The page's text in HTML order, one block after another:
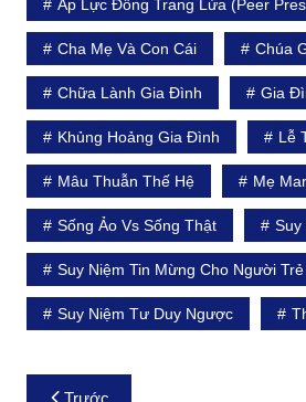
Áp Lực Đồng Trang Lứa (Peer
Cha Mẹ Và Con Cái Chúa
Chữa Lành Gia Đình Gia
Khủng Hoảng Gia Đình Lễ
Mâu Thuẫn Thế Hệ Mẹ
Sống Ảo Vs Sống Thật Suy
Suy Niệm Tin Mừng Cho Người Trẻ
Suy Niệm Tư Duy Ngược
ĐiềuTrước